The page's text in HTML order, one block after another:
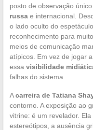
posto de observação
russae internacional.
o lado oculto do
reconhecimento para
meios de comunicação
atípicos. Em vez de jogar
essa visibilidade
falhas do sistema.
Acarreira de Tatiana
contorno. A exposição ao
vitrine: é um revelador.
estereótipos, a ausência